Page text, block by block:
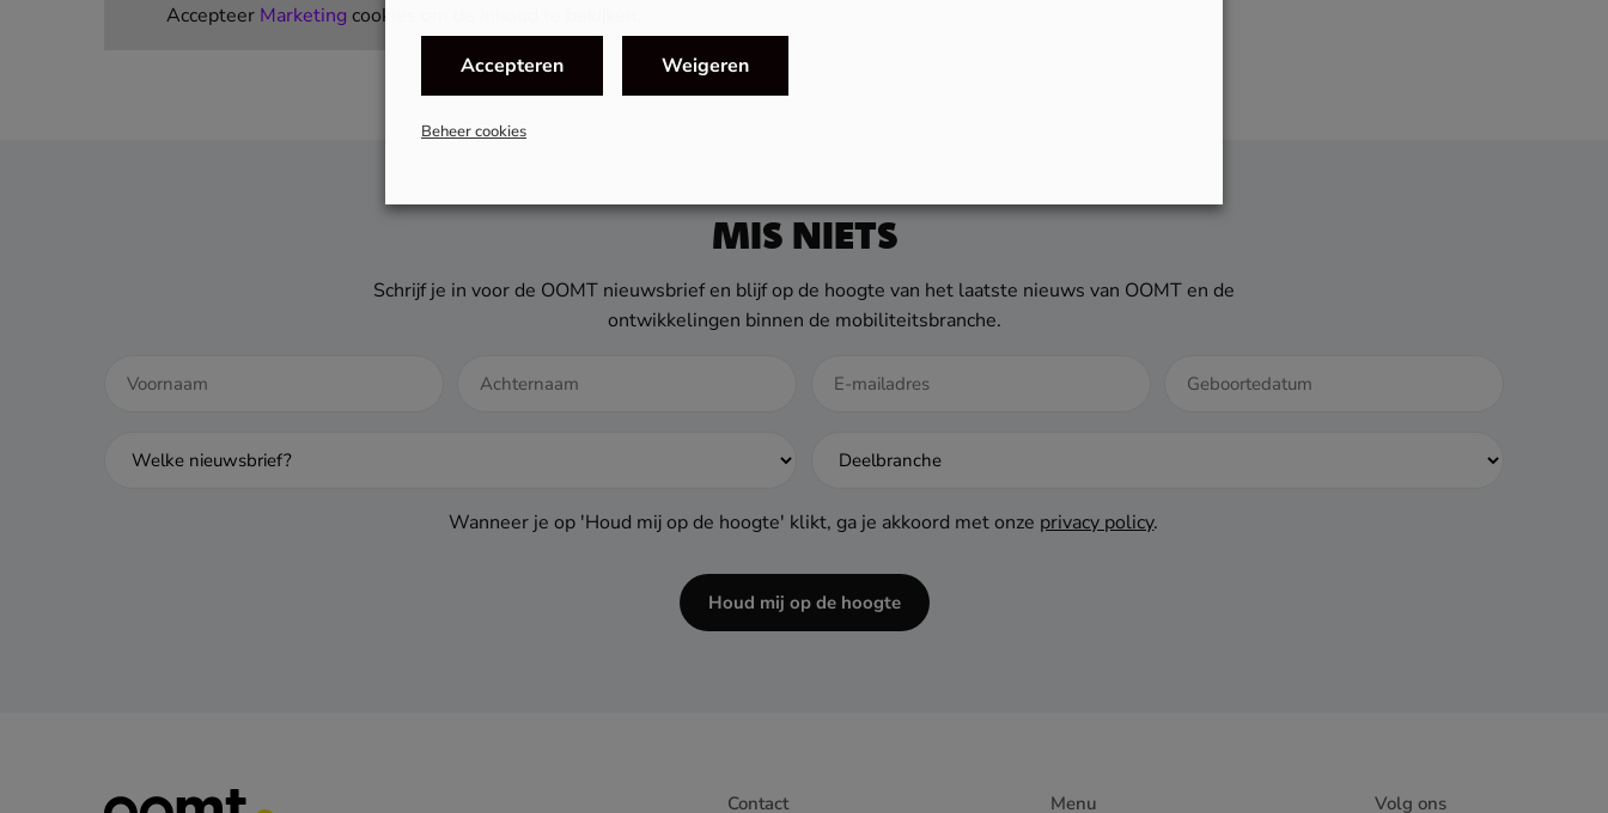
Accepteer Marketing cookies om de inhoud te bekijken.
MIS NIETS
Schrijf je in voor de OOMT nieuwsbrief en blijf op de hoogte van het laatste nieuws van OOMT en de
ontwikkelingen binnen de mobiliteitsbranche.
DD
Wanneer je op 'Houd mij op de hoogte' klikt, ga je akkoord met onze privacy policy.
Houd mij op de hoogte
Contact Menu Volg ons
Accepteren Weigeren
Beheer cookies